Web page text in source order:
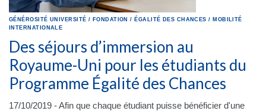
GÉNÉROSITÉ UNIVERSITÉ / FONDATION / ÉGALITÉ DES CHANCES / MOBILITÉ
INTERNATIONALE
Des séjours d’immersion au
Royaume-Uni pour les étudiants du
Programme Égalité des Chances
17/10/2019 - Afin que chaque étudiant puisse bénéficier d'une